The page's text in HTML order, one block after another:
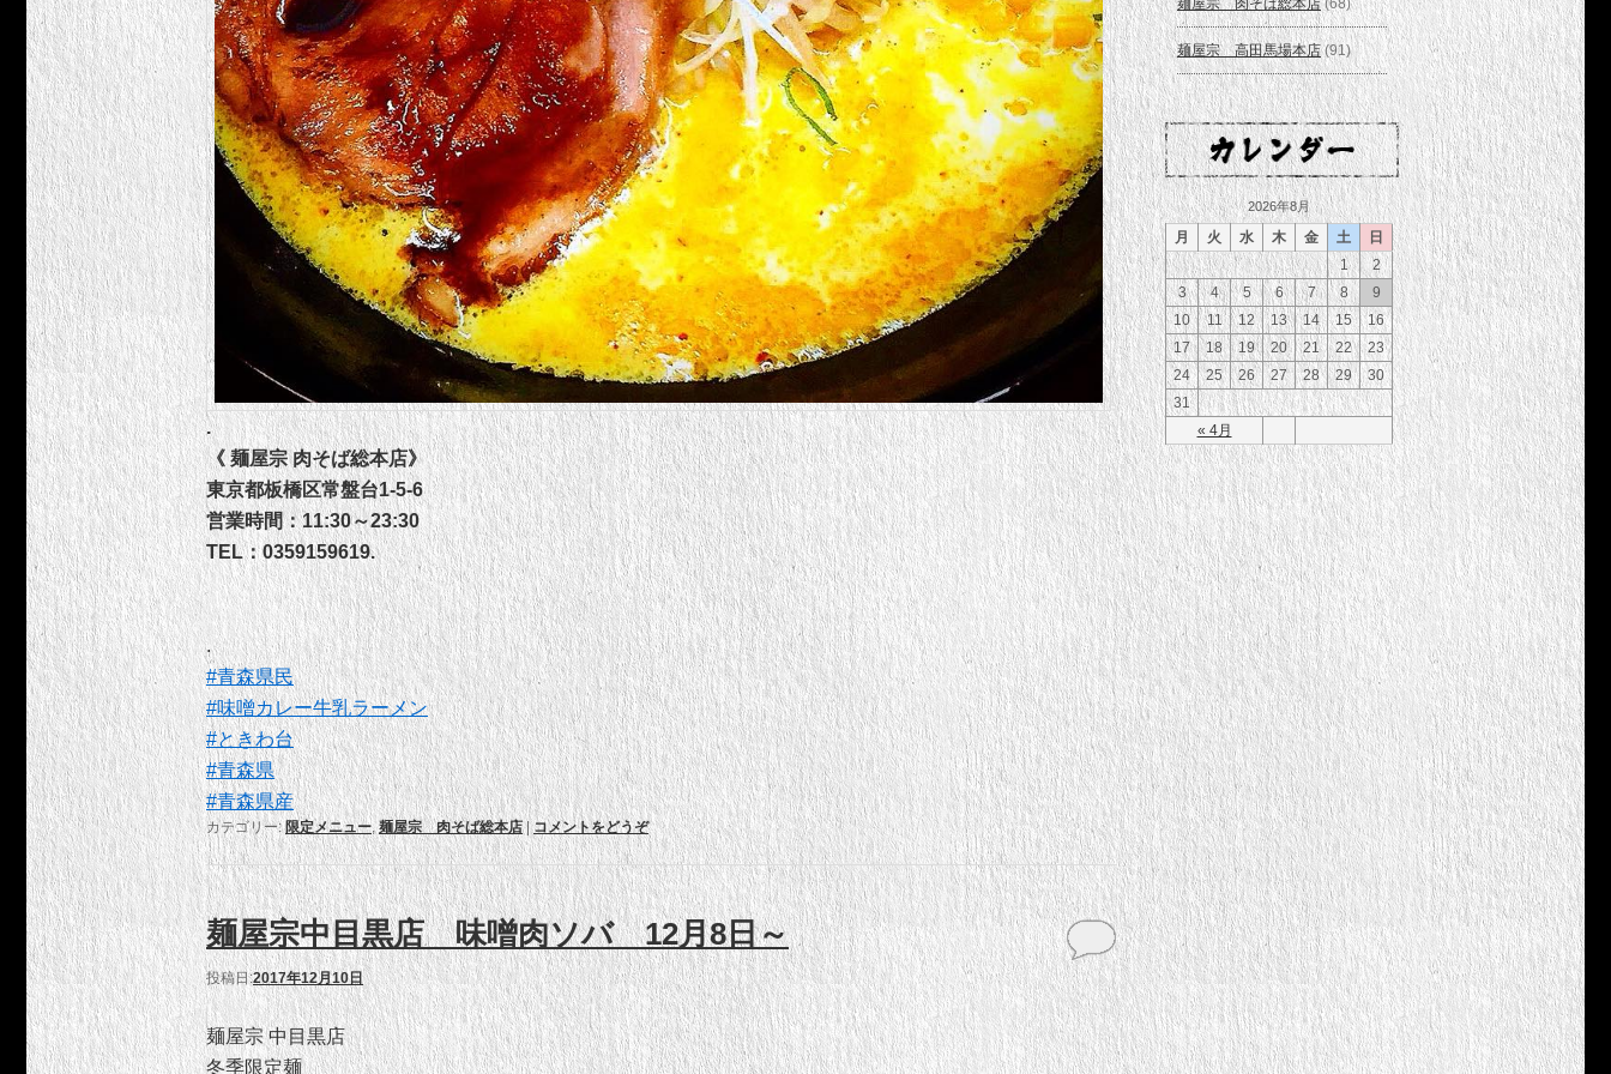
.
《 麺屋宗 肉そば総本店》
東京都板橋区常盤台1-5-6
営業時間：11:30～23:30
TEL：0359159619.
.
#青森県民
#味噌カレー牛乳ラーメン
#ときわ台
#青森県
#青森県産
カテゴリー: 限定メニュー,麺屋宗 肉そば総本店 |コメントをどうぞ
麺屋宗中目黒店 味噌肉ソバ 12月8日～
投稿日:2017年12月10日
麺屋宗 中目黒店
冬季限定麺
麺屋宗 肉そば総本店 (68)
麺屋宗 高田馬場本店(91)
2026年8月
月 火 水 木 金 土 日
« 4月
1
2
3
4 5 6 7 8
9
10
11 12 13 14 15
16
17
18 19 20 21 22
23
24
25 26 27 28 29
30
31